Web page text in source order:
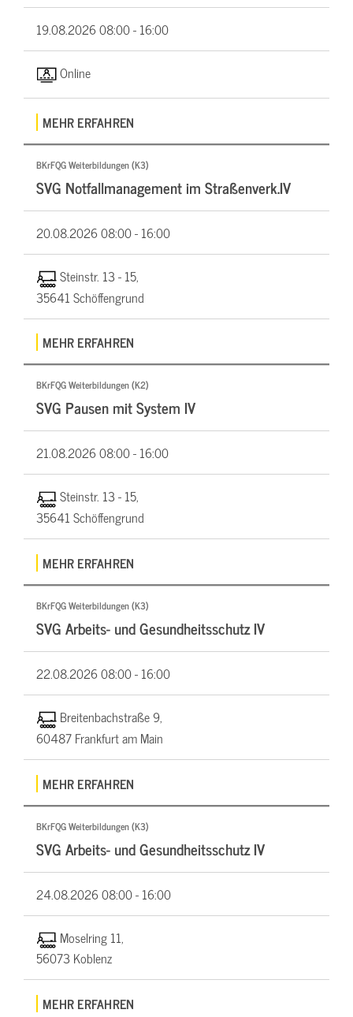
19.08.202608:00 - 16:00
Online
MEHR ERFAHREN
BKrFQG Weiterbildungen (K3)
SVG Notfallmanagement im Straßenverk.IV
20.08.202608:00 - 16:00
Steinstr. 13 - 15,
35641 Schöffengrund
MEHR ERFAHREN
BKrFQG Weiterbildungen (K2)
SVG Pausen mit System IV
21.08.202608:00 - 16:00
Steinstr. 13 - 15,
35641 Schöffengrund
MEHR ERFAHREN
BKrFQG Weiterbildungen (K3)
SVG Arbeits- und Gesundheitsschutz IV
22.08.202608:00 - 16:00
Breitenbachstraße 9,
60487 Frankfurt am Main
MEHR ERFAHREN
BKrFQG Weiterbildungen (K3)
SVG Arbeits- und Gesundheitsschutz IV
24.08.202608:00 - 16:00
Moselring 11,
56073 Koblenz
MEHR ERFAHREN